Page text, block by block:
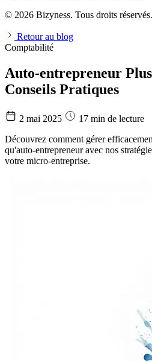
© 2026 Bizyness. Tous droits réservés.
Retour au blog
Comptabilité
Auto-entrepreneur
Conseils Pratiques
2 mai 2025
17 min de lecture
Découvrez comment gérer
qu'auto-entrepreneur avec nos
votre micro-entreprise.